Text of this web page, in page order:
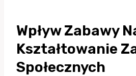
Wpływ Zabawy
Kształtowanie
Społecznych